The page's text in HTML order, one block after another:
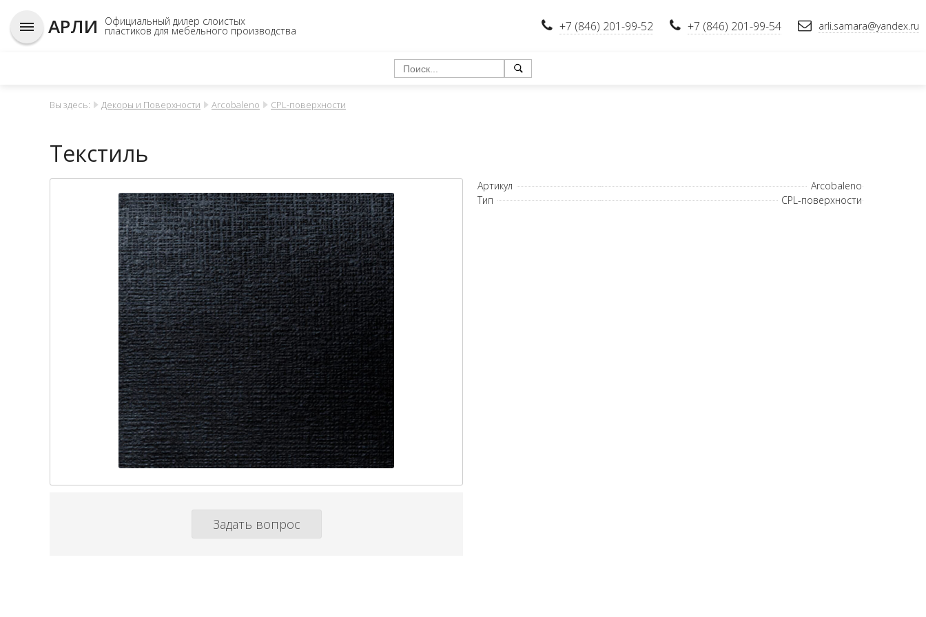
АРЛИ Официальный дилер слоистых
пластиков для мебельного производства +7 (846) 201-99-52 +7 (846) 201-99-54 arli.samara@yandex.ru
Вы здесь: Декоры и Поверхности Arcobaleno CPL-поверхности
Текстиль
Задать вопрос
Артикул
Arcobaleno
Тип
CPL-поверхности